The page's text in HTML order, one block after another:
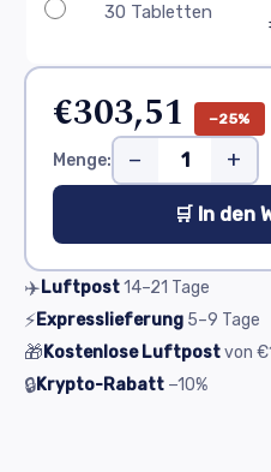
30 Tabletten
€303,51 −25%
Menge: − +
🛒 In den
✈️Luftpost14–21 Tage
⚡Expresslieferung 5–9 Tage
🎁Kostenlose Luftpostvon
🔒Krypto-Rabatt −10%